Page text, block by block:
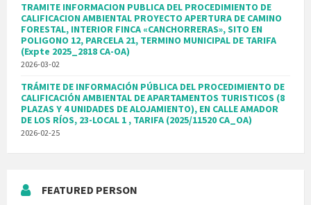
TRAMITE INFORMACION PUBLICA DEL PROCEDIMIENTO DE
CALIFICACION AMBIENTAL PROYECTO APERTURA DE CAMINO
FORESTAL, INTERIOR FINCA «CANCHORRERAS», SITO EN
POLIGONO 12, PARCELA 21, TERMINO MUNICIPAL DE TARIFA
(Expte 2025_2818 CA-OA)
2026-03-02
TRÁMITE DE INFORMACIÓN PÚBLICA DEL PROCEDIMIENTO DE
CALIFICACIÓN AMBIENTAL DE APARTAMENTOS TURISTICOS (8
PLAZAS Y 4 UNIDADES DE ALOJAMIENTO), EN CALLE AMADOR
DE LOS RÍOS, 23-LOCAL 1 , TARIFA (2025/11520 CA_OA)
2026-02-25
FEATURED PERSON